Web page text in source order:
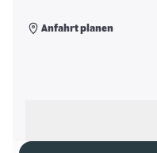
Anfahrt planen